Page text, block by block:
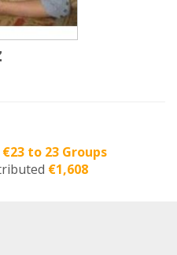
€23 to 23 Groups
€1,608